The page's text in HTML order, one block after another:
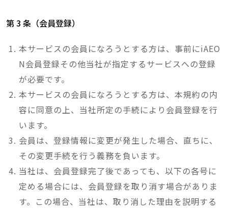
第 3 条（会員登録）
本サービスの会員になろうとする方は、事前にiAEO
N会員登録その他当社が指定するサービスへの登録
が必要です。
本サービスの会員になろうとする方は、本規約の内
容に同意の上、当社所定の手続により会員登録を行
います。
会員は、登録情報に変更が発生した場合、直ちに、
その変更手続を行う義務を負います。
当社は、会員登録完了後であっても、以下の各号に
定める場合には、会員登録を取り消す場合がありま
す。この場合、当社は、取り消した理由を説明する